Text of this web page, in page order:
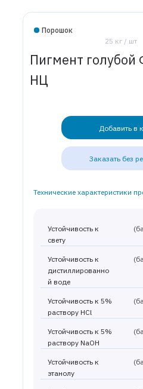
Порошок
25 кг / шт
Пигмент
НЦ
Добавить в
Заказать без
Технические характеристики
Устойчивость к
свету
Устойчивость к
дистиллированно
й воде
Устойчивость к 5%
раствору HCl
Устойчивость к 5%
раствору NaOH
Устойчивость к
этанолу